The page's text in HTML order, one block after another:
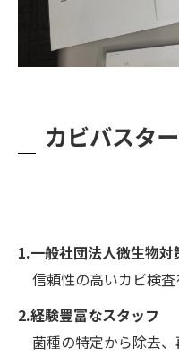
カビバスタ
1.一般社団法人微生物
信頼性の高いカビ検査
2.経験豊富なスタッフ
菌種の特定から除去